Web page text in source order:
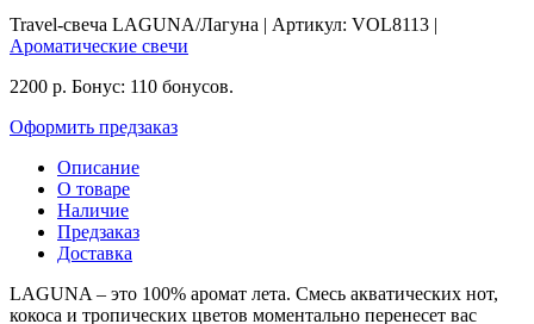
Travel-свеча LAGUNA/Лагуна | Артикул: VOL8113 |
Ароматические свечи
2200 р. Бонус: 110 бонусов.
Оформить предзаказ
Описание
О товаре
Наличие
Предзаказ
Доставка
LAGUNA – это 100% аромат лета. Смесь акватических нот,
кокоса и тропических цветов моментально перенесет вас